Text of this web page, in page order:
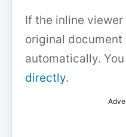
If the inline
original
automatically.
directly.